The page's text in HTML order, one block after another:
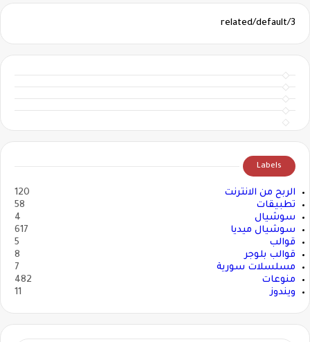
3/related/default
Labels
الربح من الانترنت
120
تطبيقات
58
سوشيال
4
سوشيال ميديا
617
قوالب
5
قوالب بلوجر
8
مسلسلات سورية
7
منوعات
482
ويندوز
11